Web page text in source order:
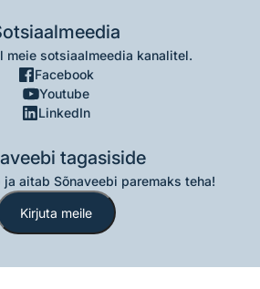
meie sotsiaalmeedia kanalitel.
Facebook
Youtube
LinkedIn
tagasiside
ja aitab Sõnaveebi paremaks teha!
Kirjuta meile